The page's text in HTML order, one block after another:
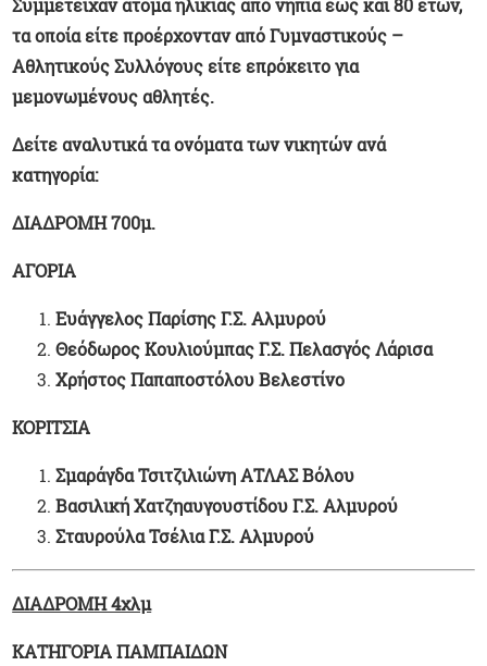
Συμμετείχαν άτομα ηλικίας από νήπια έως και 80 ετών,
τα οποία είτε προέρχονταν από Γυμναστικούς –
Αθλητικούς Συλλόγους είτε επρόκειτο για
μεμονωμένους αθλητές.
Δείτε αναλυτικά τα ονόματα των νικητών ανά
κατηγορία:
ΔΙΑΔΡΟΜΗ 700μ.
ΑΓΟΡΙΑ
Ευάγγελος Παρίσης Γ.Σ. Αλμυρού
Θεόδωρος Κουλιούμπας Γ.Σ. Πελασγός Λάρισα
Χρήστος Παπαποστόλου Βελεστίνο
ΚΟΡΙΤΣΙΑ
Σμαράγδα Τσιτζιλιώνη ΑΤΛΑΣ Βόλου
Βασιλική Χατζηαυγουστίδου Γ.Σ. Αλμυρού
Σταυρούλα Τσέλια Γ.Σ. Αλμυρού
ΔΙΑΔΡΟΜΗ 4χλμ
ΚΑΤΗΓΟΡΙΑ ΠΑΜΠΑΙΔΩΝ